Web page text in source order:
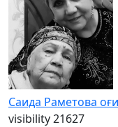
Саида Раметова
visibility21627